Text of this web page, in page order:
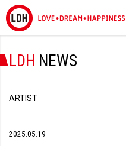
LDH NEWS
ARTIST
2025.05.19